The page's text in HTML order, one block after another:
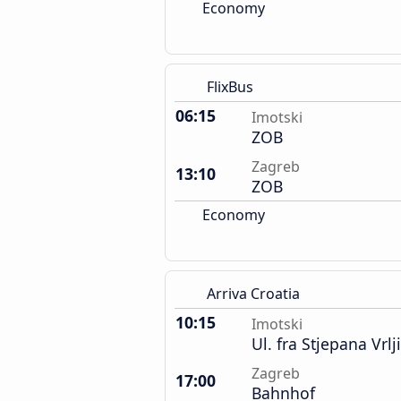
Economy
FlixBus
06:15 Imotski
ZOB
13:10
Zagreb
ZOB
Economy
Arriva Croatia
10:15 Imotski
Ul. fra Stjepana
17:00
Zagreb
Bahnhof